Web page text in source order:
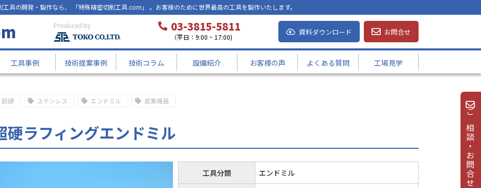
工具の開発・製作なら、 「特殊精密切削工具.com」 。お客様のために世界最高の工具を製作いたします。
Produced by 03-3815-5811
（平日：9:00 ~ 17:00)
資料ダウンロード お問合せ
工具事例 技術提案事例 技術コラム 設備紹介 お客様の声 よくある質問 工場見学
超硬 ステンレス エンドミル 産業機器
硬ラフィングエンドミル
工具分類 エンドミル
ご相談・お問合せ